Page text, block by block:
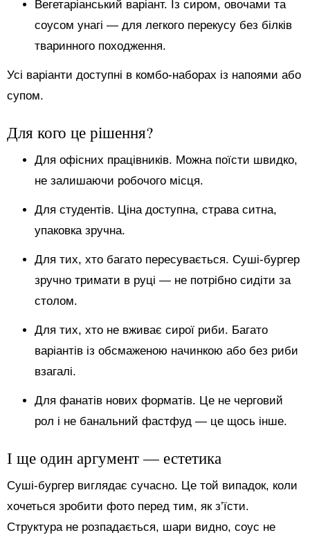
Вегетаріанський варіант. Із сиром, овочами та
соусом унагі — для легкого перекусу без білків
тваринного походження.
Усі варіанти доступні в комбо-наборах із напоями або
супом.
Для кого це рішення?
Для офісних працівників. Можна поїсти швидко,
не залишаючи робочого місця.
Для студентів. Ціна доступна, страва ситна,
упаковка зручна.
Для тих, хто багато пересувається. Суші-бургер
зручно тримати в руці — не потрібно сидіти за
столом.
Для тих, хто не вживає сирої риби. Багато
варіантів із обсмаженою начинкою або без риби
взагалі.
Для фанатів нових форматів. Це не черговий
рол і не банальний фастфуд — це щось інше.
І ще один аргумент — естетика
Суші-бургер виглядає сучасно. Це той випадок, коли
хочеться зробити фото перед тим, як з’їсти.
Структура не розпадається, шари видно, соус не